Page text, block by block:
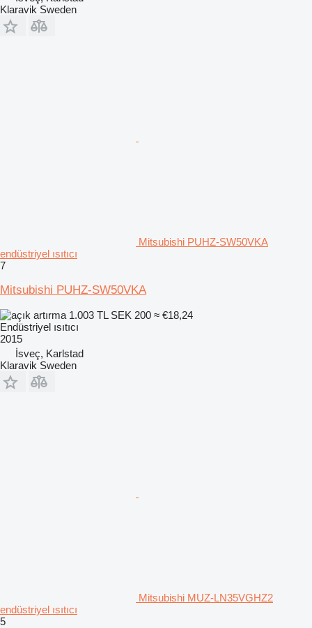
Klaravik Sweden
Mitsubishi PUHZ-SW50VKA
endüstriyel ısıtıcı
7
Mitsubishi PUHZ-SW50VKA
1.003 TL SEK 200 ≈ €18,24
Endüstriyel ısıtıcı
2015
İsveç, Karlstad
Klaravik Sweden
Mitsubishi MUZ-LN35VGHZ2
endüstriyel ısıtıcı
5